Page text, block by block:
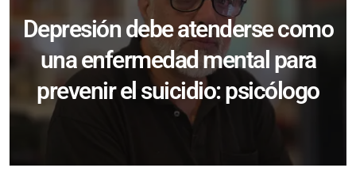
Depresión debe atenderse como
una enfermedad mental para
prevenir el suicidio: psicólogo